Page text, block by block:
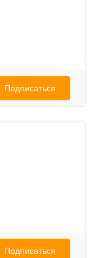
Подписаться
Подписаться